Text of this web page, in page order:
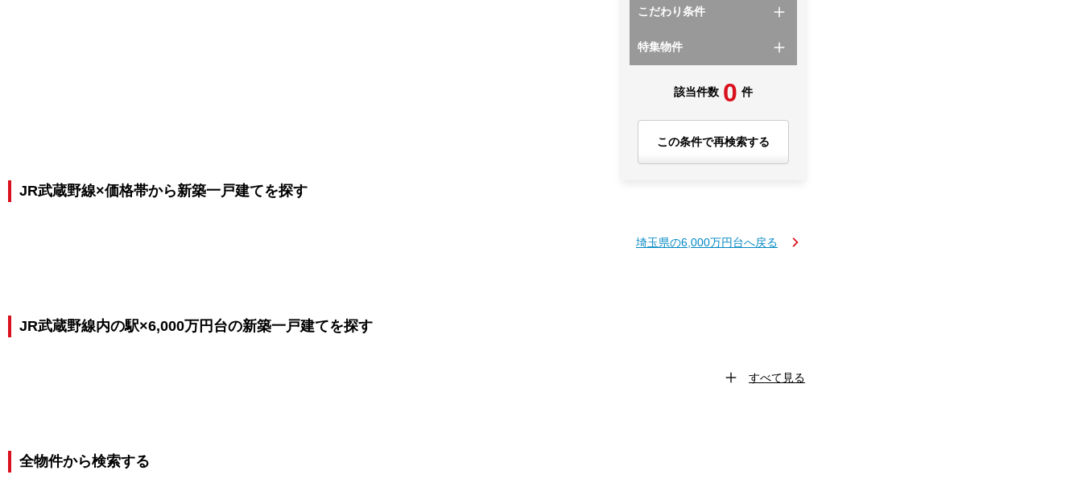
こだわり条件
特集物件
該当件数 0 件
この条件で再検索する
JR武蔵野線×価格帯から新築一戸建てを探す
埼玉県の6,000万円台へ戻る
JR武蔵野線内の駅×6,000万円台の新築一戸建てを探す
すべて見る
全物件から検索する